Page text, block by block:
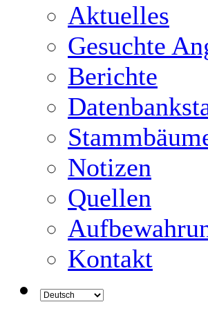
Aktuelles
Gesuchte
Berichte
Notizen
Quellen
Kontakt